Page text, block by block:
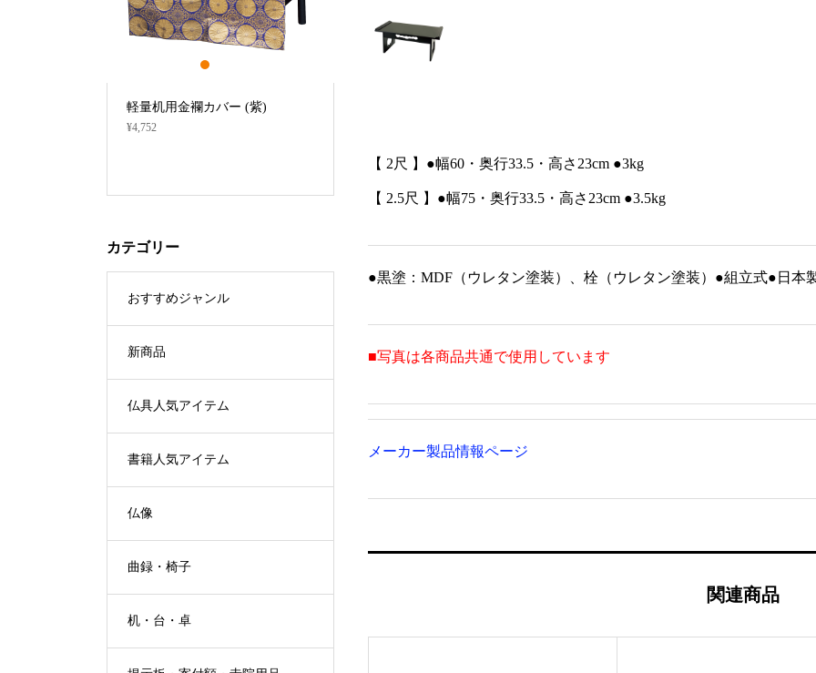
【 2尺 】●幅60・奥行33.5・高さ23cm ●3kg
【 2.5尺 】●幅75・奥行33.5・高さ23cm ●3.5kg
●黒塗：MDF（ウレタン塗装）、栓（ウレタン塗装）●組立式●日本
■写真は各商品共通で使用しています
メーカー製品情報ページ
関連商品
軽量机用金襴カバー (紫)
¥4,752
¥12,430 ～ ¥13,090
1
カテゴリー
おすすめジャンル
新商品
仏具人気アイテム
書籍人気アイテム
仏像
曲録・椅子
机・台・卓